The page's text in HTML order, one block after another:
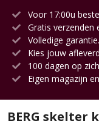
Voor 17:00u
Gratis verzenden
Volledige garantie.
Kies jouw
100 dagen op
Eigen magazijn
BERG skelter